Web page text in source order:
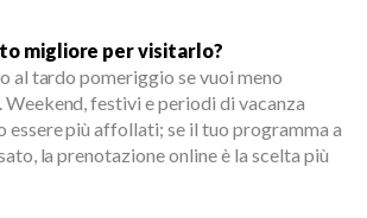
migliore per visitarlo?
al tardo pomeriggio se vuoi meno
festivi e periodi di vacanza
essere più affollati; se il tuo programma a
la prenotazione online è la scelta più